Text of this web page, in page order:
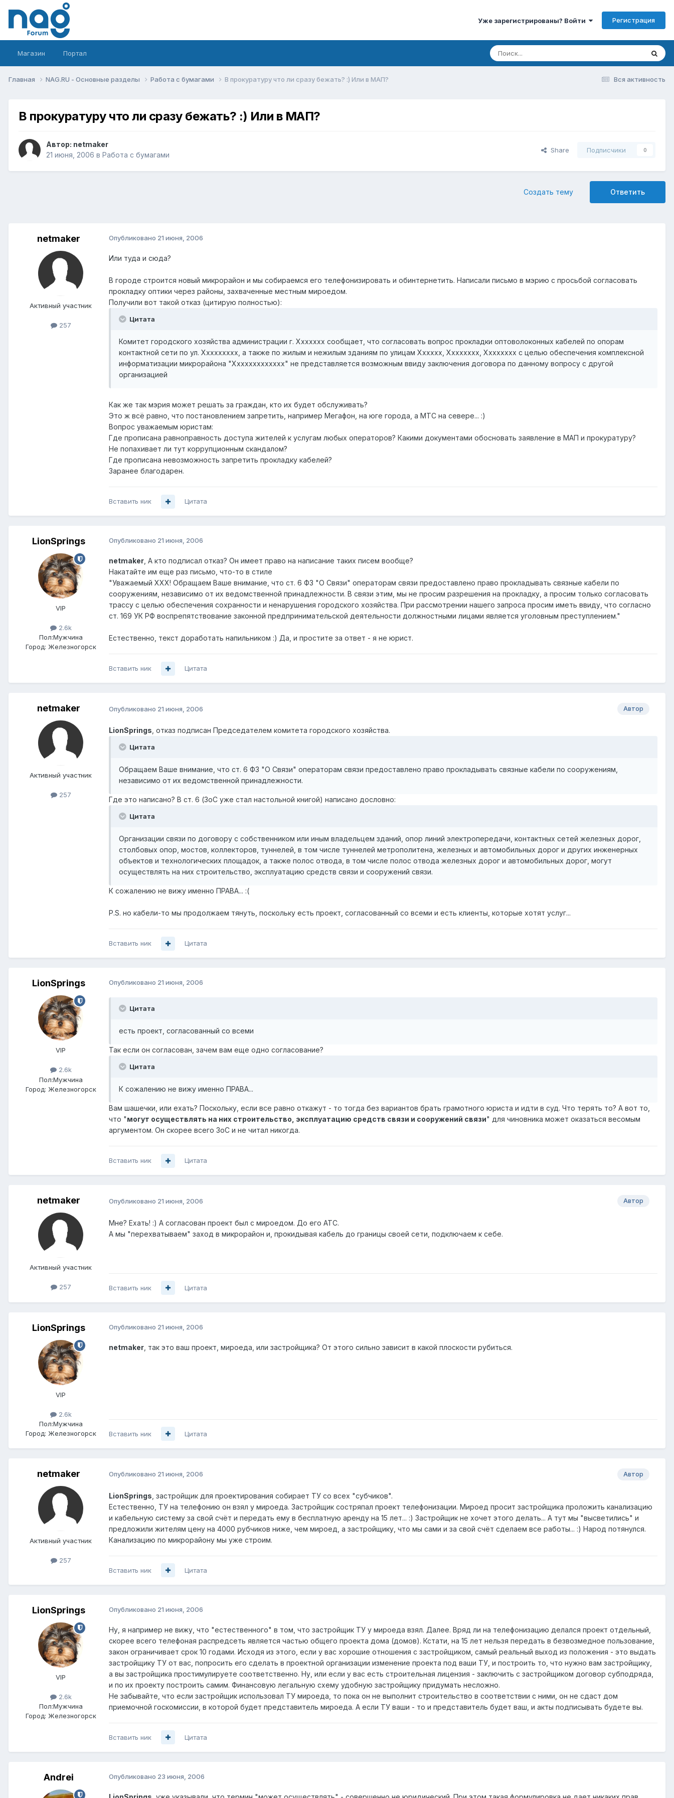
Уже зарегистрированы? Войти Регистрация
Магазин Портал
Вся активность
Главная NAG.RU - Основные разделы Работа с бумагами В прокуратуру что ли сразу бежать? :) Или в МАП?
В прокуратуру что ли сразу бежать? :) Или в МАП?
Автор: netmaker
21 июня, 2006 в Работа с бумагами
Share Подписчики 0
Ответить
Создать тему
netmaker
Активный участник
257
Опубликовано 21 июня, 2006
Или туда и сюда?
В городе строится новый микрорайон и мы собираемся его телефонизировать и обинтернетить. Написали письмо в мэрию с просьбой согласовать
прокладку оптики через районы, захваченные местным мироедом.
Получили вот такой отказ (цитирую полностью):
Цитата
Комитет городского хозяйства администрации г. Ххххххх сообщает, что согласовать вопрос прокладки оптоволоконных кабелей по опорам
контактной сети по ул. Ххххххххх, а также по жилым и нежилым зданиям по улицам Хххххх, Хххххххх, Хххххххх с целью обеспечения комплексной
информатизации микрорайона "Ххххххххххххх" не представляется возможным ввиду заключения договора по данному вопросу с другой
организацией
Как же так мэрия может решать за граждан, кто их будет обслуживать?
Это ж всё равно, что постановлением запретить, например Мегафон, на юге города, а МТС на севере... :)
Вопрос уважаемым юристам:
Где прописана равноправность доступа жителей к услугам любых операторов? Какими документами обосновать заявление в МАП и прокуратуру?
Не попахивает ли тут коррупционным скандалом?
Где прописана невозможность запретить прокладку кабелей?
Заранее благодарен.
Вставить ник Цитата
LionSprings
VIP
2.6k
Пол:Мужчина
Город: Железногорск
Опубликовано 21 июня, 2006
netmaker , А кто подписал отказ? Он имеет право на написание таких писем вообще?
Накатайте им еще раз письмо, что-то в стиле
"Уважаемый ХХХ! Обращаем Ваше внимание, что ст. 6 ФЗ "О Связи" операторам связи предоставлено право прокладывать связные кабели по
сооружениям, независимо от их ведомственной принадлежности. В связи этим, мы не просим разрешения на прокладку, а просим только согласовать
трассу с целью обеспечения сохранности и ненарушения городского хозяйства. При рассмотрении нашего запроса просим иметь ввиду, что согласно
ст. 169 УК РФ воспрепятствование законной предпринимательской деятельности должностными лицами является уголовным преступлением."
Естественно, текст доработать напильником :) Да, и простите за ответ - я не юрист.
Вставить ник Цитата
netmaker
Активный участник
257
Автор
Опубликовано 21 июня, 2006
LionSprings , отказ подписан Председателем комитета городского хозяйства.
Цитата
Обращаем Ваше внимание, что ст. 6 ФЗ "О Связи" операторам связи предоставлено право прокладывать связные кабели по сооружениям,
независимо от их ведомственной принадлежности.
Где это написано? В ст. 6 (ЗоС уже стал настольной книгой) написано дословно:
Цитата
Организации связи по договору с собственником или иным владельцем зданий, опор линий электропередачи, контактных сетей железных дорог,
столбовых опор, мостов, коллекторов, туннелей, в том числе туннелей метрополитена, железных и автомобильных дорог и других инженерных
объектов и технологических площадок, а также полос отвода, в том числе полос отвода железных дорог и автомобильных дорог, могут
осуществлять на них строительство, эксплуатацию средств связи и сооружений связи.
К сожалению не вижу именно ПРАВА... :(
P.S. но кабели-то мы продолжаем тянуть, поскольку есть проект, согласованный со всеми и есть клиенты, которые хотят услуг...
Вставить ник Цитата
LionSprings
VIP
2.6k
Пол:Мужчина
Город: Железногорск
Опубликовано 21 июня, 2006
Цитата
есть проект, согласованный со всеми
Так если он согласован, зачем вам еще одно согласование?
Цитата
К сожалению не вижу именно ПРАВА...
Вам шашечки, или ехать? Поскольку, если все равно откажут - то тогда без вариантов брать грамотного юриста и идти в суд. Что терять то? А вот то,
что "могут осуществлять на них строительство, эксплуатацию средств связи и сооружений связи" для чиновника может оказаться весомым
аргументом. Он скорее всего ЗоС и не читал никогда.
Вставить ник Цитата
netmaker
Активный участник
257
Автор
Опубликовано 21 июня, 2006
Мне? Ехать! :) А согласован проект был с мироедом. До его АТС.
А мы "перехватываем" заход в микрорайон и, прокидывая кабель до границы своей сети, подключаем к себе.
Вставить ник Цитата
LionSprings
VIP
2.6k
Пол:Мужчина
Город: Железногорск
Опубликовано 21 июня, 2006
netmaker , так это ваш проект, мироеда, или застройщика? От этого сильно зависит в какой плоскости рубиться.
Вставить ник Цитата
netmaker
Активный участник
257
Автор
Опубликовано 21 июня, 2006
LionSprings , застройщик для проектирования собирает ТУ со всех "субчиков".
Естественно, ТУ на телефонию он взял у мироеда. Застройщик состряпал проект телефонизации. Мироед просит застройщика проложить канализацию
и кабельную систему за свой счёт и передать ему в бесплатную аренду на 15 лет... :) Застройщик не хочет этого делать... А тут мы "высветились" и
предложили жителям цену на 4000 рубчиков ниже, чем мироед, а застройщику, что мы сами и за свой счёт сделаем все работы... :) Народ потянулся.
Канализацию по микрорайону мы уже строим.
Вставить ник Цитата
LionSprings
VIP
2.6k
Пол:Мужчина
Город: Железногорск
Опубликовано 21 июня, 2006
Ну, я например не вижу, что "естественного" в том, что застройщик ТУ у мироеда взял. Далее. Вряд ли на телефонизацию делался проект отдельный,
скорее всего телефоная распредсеть является частью общего проекта дома (домов). Кстати, на 15 лет нельзя передать в безвозмедное пользование,
закон ограничивает срок 10 годами. Исходя из этого, если у вас хорошие отношения с застройщиком, самый реальный выход из положения - это выдать
застройщику ТУ от вас, попросить его сделать в проектной организации изменение проекта под ваши ТУ, и построить то, что нужно вам застройщику,
а вы застройщика простимулируете соответственно. Ну, или если у вас есть строительная лицензия - заключить с застройщиком договор субподряда,
и по их проекту построить самим. Финансовую легальную схему удобную застройщику придумать несложно.
Не забывайте, что если застройщик использовал ТУ мироеда, то пока он не выполнит строительство в соответствии с ними, он не сдаст дом
приемочной госкомиссии, в которой будет представитель мироеда. А если ТУ ваши - то и представитель будет ваш, и акты подписывать будете вы.
Вставить ник Цитата
Andrei Опубликовано 23 июня, 2006